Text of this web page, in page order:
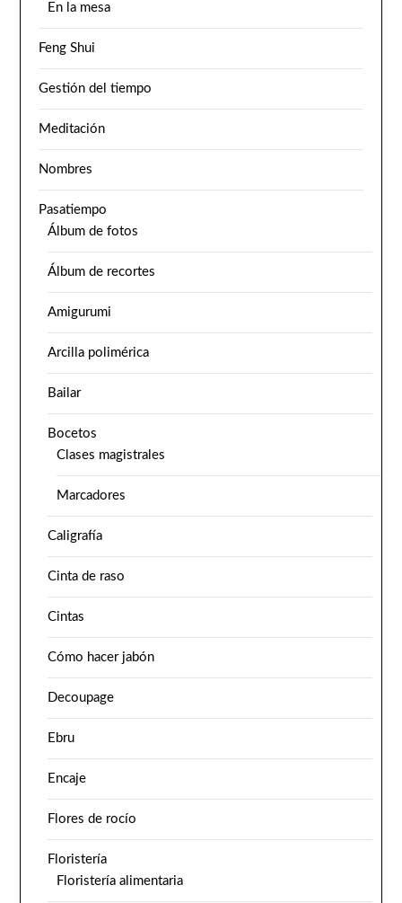
En la mesa
Feng Shui
Gestión del tiempo
Meditación
Nombres
Pasatiempo
Álbum de fotos
Álbum de recortes
Amigurumi
Arcilla polimérica
Bailar
Bocetos
Clases magistrales
Marcadores
Caligrafía
Cinta de raso
Cintas
Cómo hacer jabón
Decoupage
Ebru
Encaje
Flores de rocío
Floristería
Floristería alimentaria